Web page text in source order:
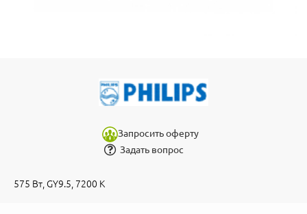
Запросить оферту
Задать вопрос
575 Вт, GY9.5, 7200 К